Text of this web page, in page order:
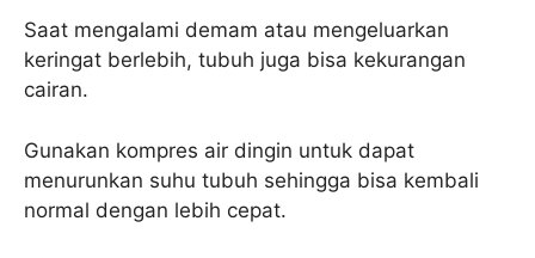
Saat mengalami demam atau mengeluarkan
keringat berlebih, tubuh juga bisa kekurangan
cairan.
Gunakan kompres air dingin untuk dapat
menurunkan suhu tubuh sehingga bisa kembali
normal dengan lebih cepat.